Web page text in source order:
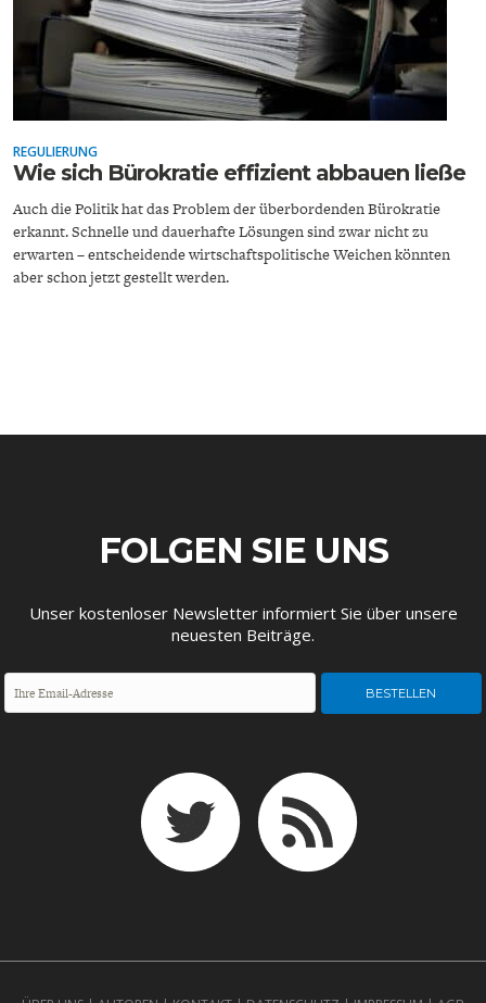
CIRCULAR ECONOMY
ENTWICKLUNGSPOLITIK
REGULIERUNG
Wie sich Bürokratie effizient abbauen ließe
Auch die Politik hat das Problem der überbordenden Bürokratie
erkannt. Schnelle und dauerhafte Lösungen sind zwar nicht zu
erwarten – entscheidende wirtschaftspolitische Weichen könnten
aber schon jetzt gestellt werden.
FOLGEN SIE UNS
Unser kostenloser Newsletter informiert Sie über unsere
neuesten Beiträge.